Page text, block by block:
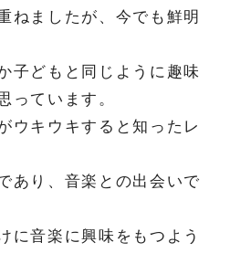
ねましたが、今でも鮮明
子どもと同じように趣味
っています。
ウキウキすると知ったレ
あり、音楽との出会いで
に音楽に興味をもつよう